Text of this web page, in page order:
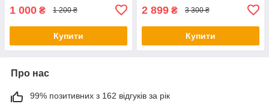
1 000 ₴ 1 200 ₴
Купити
2 899 ₴ 3 300 ₴
Купити
Про нас
99% позитивних з 162 відгуків за рік